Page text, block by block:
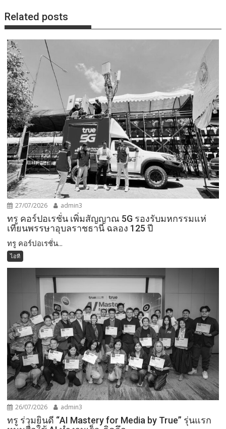
Related posts
27/07/2026 admin3
ทรู คอร์ปอเรชั่น เพิ่มสัญญาณ 5G รองรับมหกรรมแห่
เทียนพรรษาอุบลราชธานี ฉลอง 125 ปี
ทรู คอร์ปอเรชั่น...
ไอที
26/07/2026 admin3
ทรู ร่วมยินดี “AI Mastery for Media by True” รุ่นแรก